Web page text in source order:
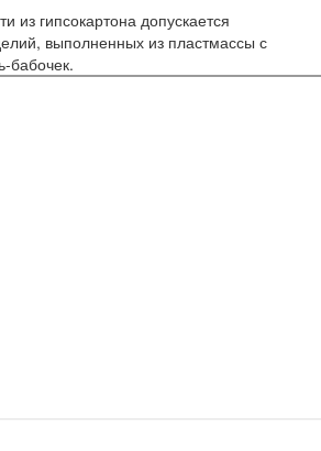
из гипсокартона допускается
выполненных из пластмассы с
бабочек.